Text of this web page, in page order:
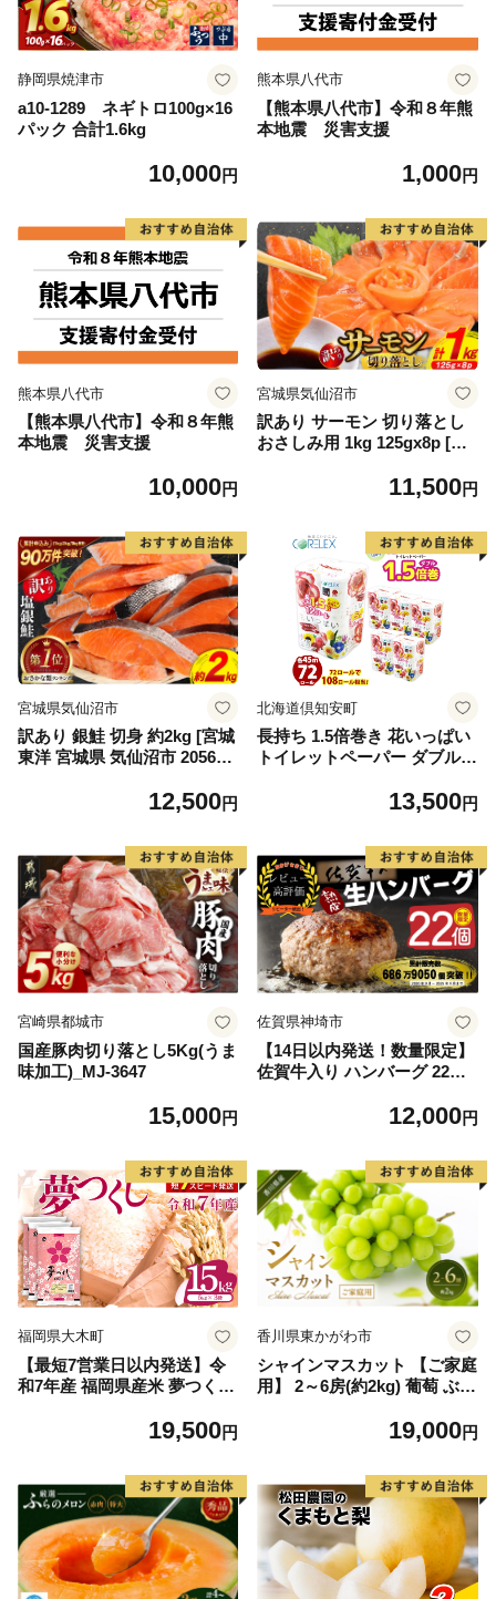
静岡県焼津市
a10-1289 ネギトロ100g×16
パック 合計1.6kg
10,000円
熊本県八代市
【熊本県八代市】令和８年熊
本地震 災害支援
1,000円
熊本県八代市
【熊本県八代市】令和８年熊
本地震 災害支援
10,000円
宮城県気仙沼市
訳あり サーモン 切り落とし
おさしみ用 1kg 125gx8p [足
4313] 魚 魚介類 鮭 お刺し身
11,500円
宮城県気仙沼市
訳あり 銀鮭 切身 約2kg [宮城
東洋 宮城県 気仙沼市 205649
格外 不揃い さけ サケ 鮭切身
切り身 魚 わけあり
12,500円
北海道倶知安町
長持ち 1.5倍巻き 花いっぱい
トイレットペーパー ダブル 4
プリント ハーブ 香り付き 日
品 備蓄 送料無料 北海道 倶知
安町 日用品
13,500円
宮崎県都城市
国産豚肉切り落とし5Kg(うま
味加工)_MJ-3647
15,000円
佐賀県神埼市
【14日以内発送！数量限定】
佐賀牛入り ハンバーグ 22個
毛和牛 ブランド牛 九州 ハン
(H083106)
12,000円
福岡県大木町
【最短7営業日以内発送】令
和7年産 福岡県産米 夢つくし
19,500円
香川県東かがわ市
シャインマスカット 【ご家庭
用】 2～6房(約2kg) 葡萄 ぶど
もの 果実 旬の果物 旬のフル
19,000円